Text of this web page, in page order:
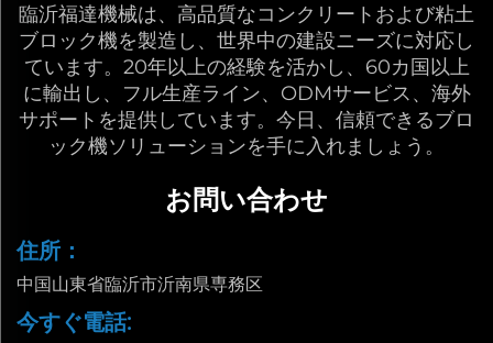
臨沂福達機械は、高品質なコンクリートおよび粘土
ブロック機を製造し、世界中の建設ニーズに対応し
ています。20年以上の経験を活かし、60カ国以上
に輸出し、フル生産ライン、ODMサービス、海外
サポートを提供しています。今日、信頼できるブロ
ック機ソリューションを手に入れましょう。
お問い合わせ
住所：
中国山東省臨沂市沂南県専務区
今すぐ電話: